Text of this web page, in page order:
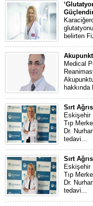
belirten
Medical
hakkında
Sırt
Eskişehir
Tıp
Dr.
tedavi...
Sırt
Eskişehir
Tıp
Dr.
tedavi...